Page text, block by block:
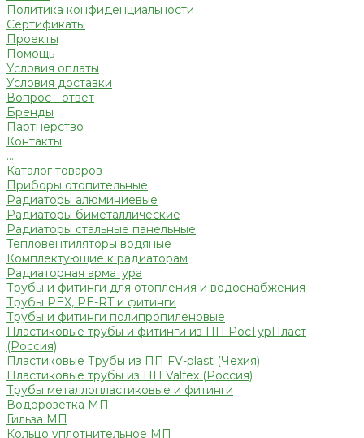
Политика конфиденциальности
Сертификаты
Проекты
Помощь
Условия оплаты
Условия доставки
Вопрос - ответ
Бренды
Партнерство
Контакты
...
Каталог товаров
Приборы отопительные
Радиаторы алюминиевые
Радиаторы биметаллические
Радиаторы стальные панельные
Тепловентиляторы водяные
Комплектующие к радиаторам
Радиаторная арматура
Трубы и фитинги для отопления и водоснабжения
Трубы PEX, PE-RT и фитинги
Трубы и фитинги полипропиленовые
Пластиковые трубы и фитинги из ПП РосТурПласт
(Россия)
Пластиковые Трубы из ПП FV-plast (Чехия)
Пластиковые трубы из ПП Valfex (Россия)
Трубы металлопластиковые и фитинги
Водорозетка МП
Гильза МП
Кольцо уплотнительное МП